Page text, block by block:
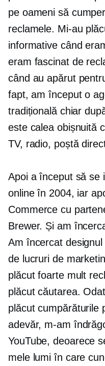
pe oameni să
reclamele. Mi-au
informative când
eram fascinat de
când au apărut
fapt, am început o
tradițională chiar
este calea obișnuită
TV, radio, poștă
Apoi a început să se
online în 2004, iar
Commerce cu
Brewer. Și am
Am încercat designul
de lucruri de
plăcut foarte mult
plăcut căutarea.
plăcut cumpărăturile
adevăr, m-am
YouTube, deoarece
mele lumi în care